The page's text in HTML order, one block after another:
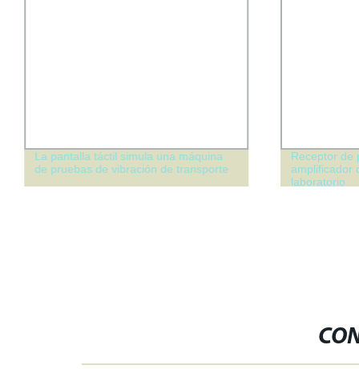
La pantalla táctil simula una máquina
de pruebas de vibración de transporte
Receptor de
amplificador
laboratorio